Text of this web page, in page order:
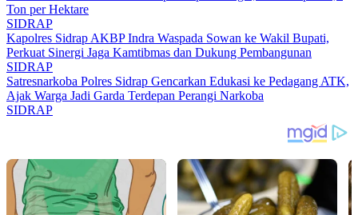
Ton per Hektare
SIDRAP
Kapolres Sidrap AKBP Indra Waspada Sowan ke Wakil Bupati,
Perkuat Sinergi Jaga Kamtibmas dan Dukung Pembangunan
SIDRAP
Satresnarkoba Polres Sidrap Gencarkan Edukasi ke Pedagang ATK,
Ajak Warga Jadi Garda Terdepan Perangi Narkoba
SIDRAP